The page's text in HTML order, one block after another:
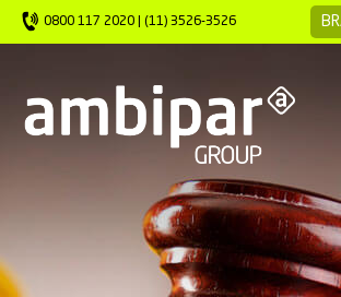
0800 117 2020 | (11) 3526-3526